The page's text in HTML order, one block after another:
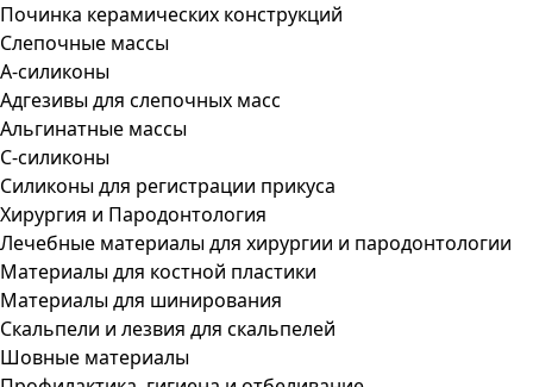
Починка керамических конструкций
Слепочные массы
А-силиконы
Адгезивы для слепочных масс
Альгинатные массы
С-силиконы
Силиконы для регистрации прикуса
Хирургия и Пародонтология
Лечебные материалы для хирургии и пародонтологии
Материалы для костной пластики
Материалы для шинирования
Скальпели и лезвия для скальпелей
Шовные материалы